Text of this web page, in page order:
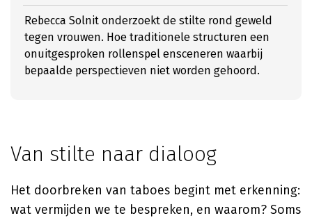
Rebecca Solnit onderzoekt de stilte rond geweld
tegen vrouwen. Hoe traditionele structuren een
onuitgesproken rollenspel ensceneren waarbij
bepaalde perspectieven niet worden gehoord.
Van stilte naar dialoog
Het doorbreken van taboes begint met erkenning:
wat vermijden we te bespreken, en waarom? Soms